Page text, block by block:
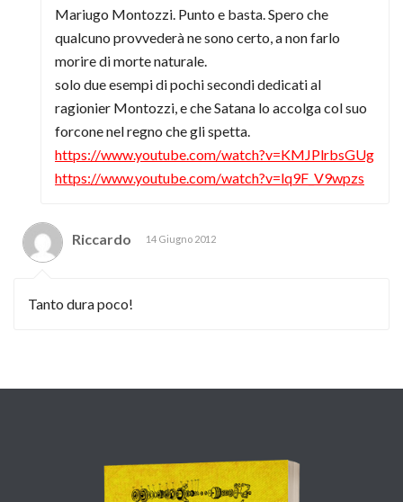
Mariugo Montozzi. Punto e basta. Spero che
qualcuno provvederà ne sono certo, a non farlo
morire di morte naturale.
solo due esempi di pochi secondi dedicati al
ragionier Montozzi, e che Satana lo accolga col suo
forcone nel regno che gli spetta.
https://www.youtube.com/watch?v=KMJPlrbsGUg
https://www.youtube.com/watch?v=lq9F_V9wpzs
Riccardo 14 Giugno 2012
Tanto dura poco!